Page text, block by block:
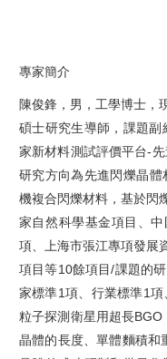
專家簡介
陳俊鋒，男，工學博士，
碩士研究生導師，課題副
家新材料測試評價平台-
研究方向為先進閃爍晶
機複合閃爍材料，基於閃
家自然科學基金項目、
項、上海市張江專項發展
項目等10餘項目/課題的
家標準1項、行業標準1
粒子探測衛星用超長
晶體的長度、單體麵積和